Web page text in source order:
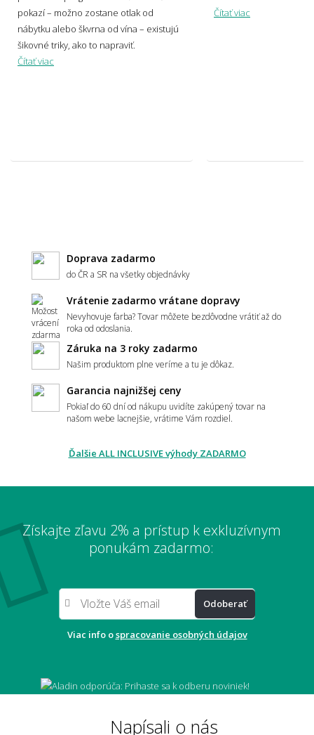
Aké sú súčasné trendy v motívoch
kobercov?
Ako zladiť koberec s nábytkom a podlahou?
Aký koberec zvoliť do moderného interiéru?
Aký veľký koberec zvoliť pod sedačku?
Aký veľký presah má mať koberec pod
stolom?
Môže mi koberec opticky zväčšiť miestnosť?
pokazí – možno zostane otlak od
nábytku alebo škvrna od vína – existujú
šikovné triky, ako to napraviť.
Čítať viac
Čítať viac
Doprava zadarmo
do ČR a SR na všetky objednávky
Vrátenie zadarmo vrátane dopravy
Nevyhovuje farba? Tovar môžete bezdôvodne vrátiť až do
roka od odoslania.
Záruka na 3 roky zadarmo
Našim produktom plne veríme a tu je dôkaz.
Garancia najnižšej ceny
Pokiaľ do 60 dní od nákupu uvidíte zakúpený tovar na
našom webe lacnejšie, vrátime Vám rozdiel.
Ďalšie ALL INCLUSIVE výhody ZADARMO
Získajte zľavu 2% a prístup k exkluzívnym
ponukám zadarmo:
Odoberať
Viac info ospracovanie osobných údajov
Napísali o nás